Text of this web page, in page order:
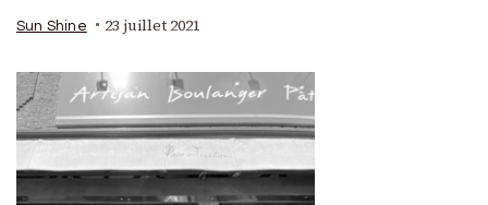
Sun Shine 23 juillet 2021